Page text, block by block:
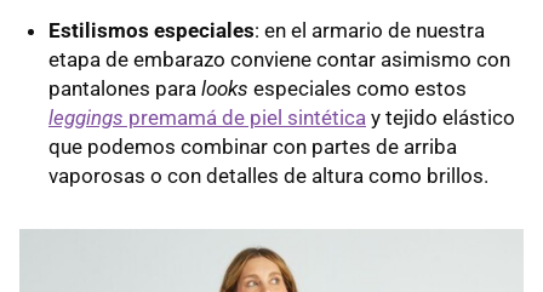
Estilismos especiales: en el armario de nuestra
etapa de embarazo conviene contar asimismo con
pantalones para looks especiales como estos
leggings premamá de piel sintética y tejido elástico
que podemos combinar con partes de arriba
vaporosas o con detalles de altura como brillos.